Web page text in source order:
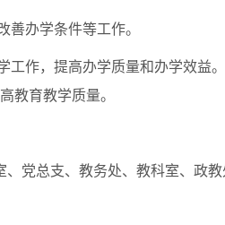
善办学条件等工作。
工作，提高办学质量和办学效益
教育教学质量。
党总支、教务处、教科室、政